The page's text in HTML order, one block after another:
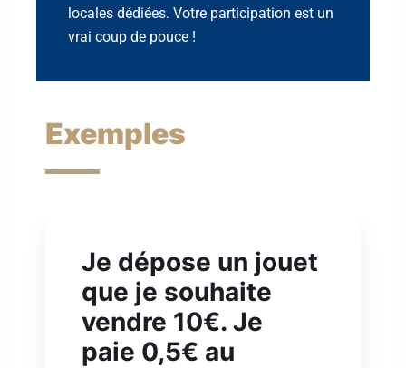
locales dédiées. Votre participation est un
vrai coup de pouce !
Exemples
Je dépose un jouet
que je souhaite
vendre 10€. Je
paie 0,5€ au